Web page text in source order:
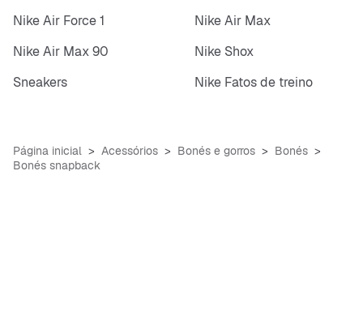
Nike Air Force 1
Nike Air Max
Nike Air Max 90
Nike Shox
Sneakers
Nike Fatos de treino
Página inicial Acessórios Bonés e gorros
Bonés
Bonés snapback